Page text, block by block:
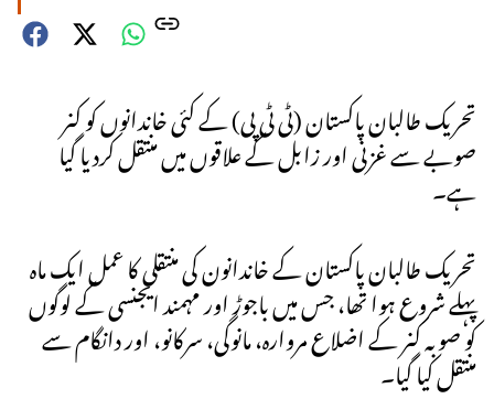
تحریک طالبان پاکستان (ٹی ٹی پی) کے کئی خاندانوں کو کنر
صوبے سے غزنی اور زابل کے علاقوں میں منتقل کردیا گیا
ہے۔
تحریک طالبان پاکستان کے خاندانون کی منتقلی کا عمل ایک ماہ
پہلے شروع ہوا تھا، جس میں باجوڑ اور مہمند ایجنسی کے لوگوں
کو صوبہ کنر کے اضلاع مروارہ، مانوگی، سرکانو، اور دانگام سے
منتقل کیا گیا۔